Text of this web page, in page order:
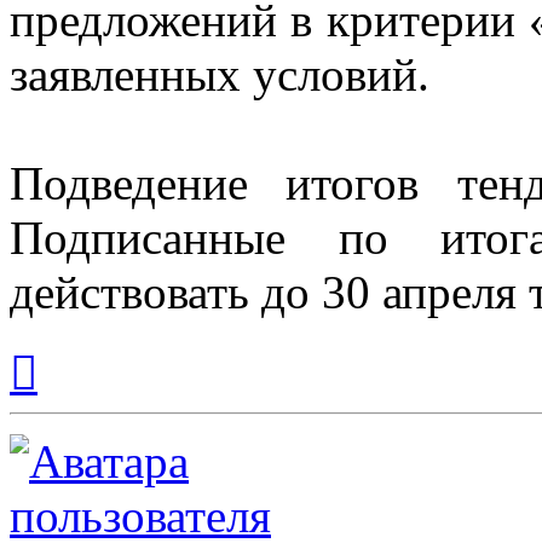
предложений в критерии
заявленных условий.
Подведение итогов
Подписанные по
действовать до 30
началу